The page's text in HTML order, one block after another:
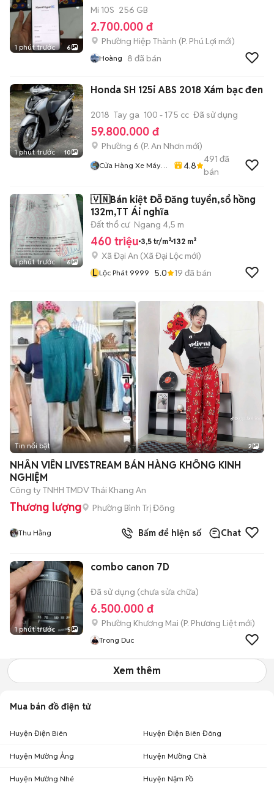
1 phút trước 6
Mi 10S 256 GB
2.700.000 đ
Phường Hiệp Thành (P. Phú Lợi mới)
Hoàng 8 đã bán
1 phút trước 10
Honda SH 125i ABS 2018 Xám bạc đen
2018 Tay ga 100 - 175 cc Đã sử dụng
59.800.000 đ
Phường 6 (P. An Nhơn mới)
Cửa Hàng Xe Máy
4.8
491 đã
bán
1 phút trước 6
🇻🇳Bán kiệt Đỗ Đăng tuyển,sổ hồng
132m,TT Ái nghĩa
Đất thổ cư Ngang 4,5 m
460 triệu 3,5 tr/m² 132 m²
Xã Đại An (Xã Đại Lộc mới)
L Lộc Phát 9999 5.0 19 đã bán
Tin nổi bật 2
NHÂN VIÊN LIVESTREAM BÁN HÀNG KHÔNG KINH
NGHIỆM
Công ty TNHH TMDV Thái Khang An
Thương lượng Phường Bình Trị Đông
Thu Hằng Bấm để hiện số Chat
1 phút trước 5
combo canon 7D
Đã sử dụng (chưa sửa chữa)
6.500.000 đ
Phường Khương Mai (P. Phương Liệt mới)
Trong Duc
Xem thêm
Mua bán đồ điện tử
Huyện Điện Biên Huyện Điện Biên Đông
Huyện Mường Ảng Huyện Mường Chà
Huyện Mường Nhé Huyện Nậm Pồ